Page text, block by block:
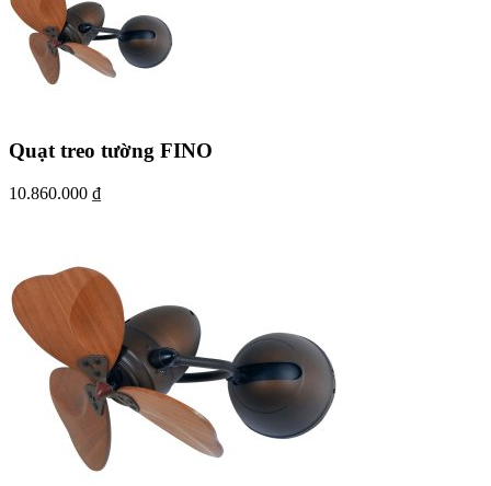
Quạt treo tường FINO
10.860.000 ₫